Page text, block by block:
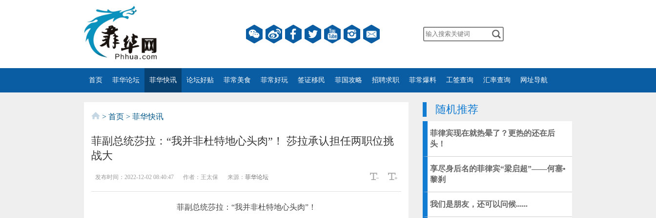
首页 菲华论坛 菲华快讯 论坛好贴 菲常美食 菲常好玩 签证移民 菲国攻略 招聘求职 菲常爆料 工签查询 汇率查询 网址导航
> 首页 > 菲华快讯
菲副总统莎拉：“我并非杜特地心头肉”！ 莎拉承认担任两职位挑
战大
发布时间： 2022-12-02 08:40:47 作者： 王太保 来源： 菲华论坛
菲副总统莎拉：“我并非杜特地心头肉”！
随机推荐
菲律宾现在就热晕了？更热的还在后
头！
享尽身后名的菲律宾“梁启超”——何塞•
黎刹
我们是朋友，还可以问候......